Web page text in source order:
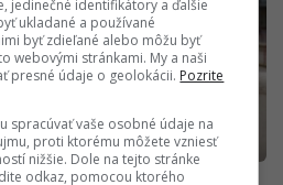
jedinečné identifikátory a ďalšie
ukladané a používané
byť zdieľané alebo môžu byť
webovými stránkami. My a naši
presné údaje o geolokácii. Pozrite
spracúvať vaše osobné údaje na
proti ktorému môžete vzniesť
nižšie. Dole na tejto stránke
odkaz, pomocou ktorého